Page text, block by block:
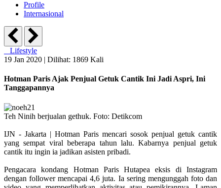
Profile
Internasional
Lifestyle
19 Jan 2020 | Dilihat: 1869 Kali
Hotman Paris Ajak Penjual Getuk Cantik Ini Jadi Aspri, Ini
Tanggapannya
Teh Ninih berjualan gethuk. Foto: Detikcom
IJN - Jakarta | Hotman Paris mencari sosok penjual getuk cantik
yang sempat viral beberapa tahun lalu. Kabarnya penjual getuk
cantik itu ingin ia jadikan asisten pribadi.
Pengacara kondang Hotman Paris Hutapea eksis di Instagram
dengan follower mencapai 4,6 juta. Ia sering mengunggah foto dan